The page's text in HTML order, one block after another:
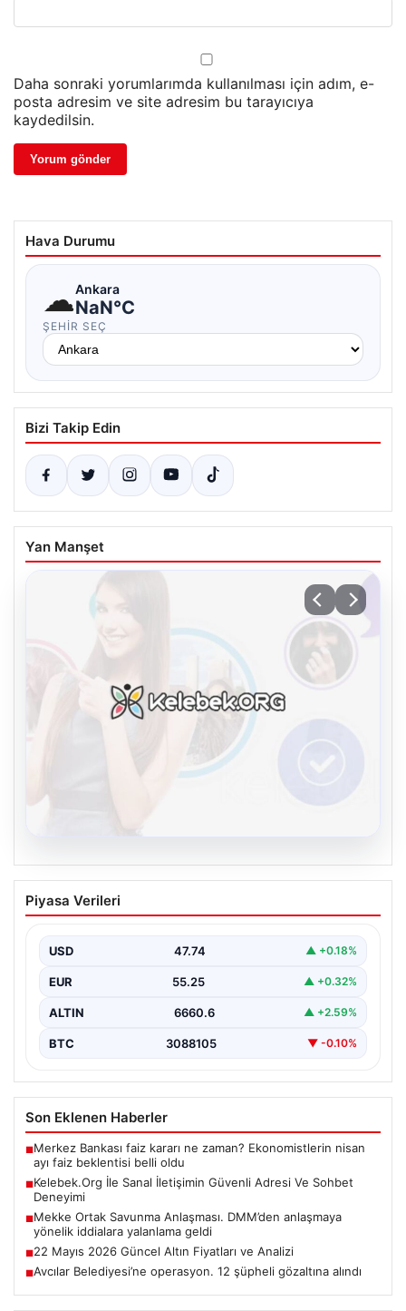
Daha sonraki yorumlarımda kullanılması için adım, e-
posta adresim ve site adresim bu tarayıcıya
kaydedilsin.
Hava Durumu
☁Ankara
NaN°C
ŞEHIR SEÇ
Bizi Takip Edin
Yan Manşet
Kelebek.Org İle Sanal İletişimin Güvenli
Adresi Ve Sohbet Deneyimi
kurması kritik bir değer ifade etmektedir. Halen…
Piyasa Verileri
USD 47.74 ▲ +0.18%
EUR 55.25 ▲ +0.32%
ALTIN 6660.6 ▲ +2.59%
BTC 3088105 ▼ -0.10%
Son Eklenen Haberler
■Merkez Bankası faiz kararı ne zaman? Ekonomistlerin nisan
ayı faiz beklentisi belli oldu
■Kelebek.Org İle Sanal İletişimin Güvenli Adresi Ve Sohbet
Deneyimi
■Mekke Ortak Savunma Anlaşması. DMM’den anlaşmaya
yönelik iddialara yalanlama geldi
■22 Mayıs 2026 Güncel Altın Fiyatları ve Analizi
■Avcılar Belediyesi’ne operasyon. 12 şüpheli gözaltına alındı